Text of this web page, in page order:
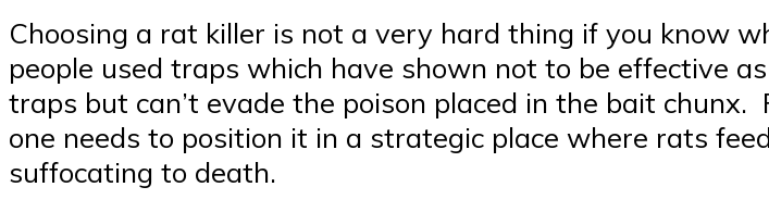
Choosing a rat killer is not a very hard thing if you know
people used traps which have shown not to be effective
traps but can’t evade the poison placed in the bait
one needs to position it in a strategic place where rats
suffocating to death.